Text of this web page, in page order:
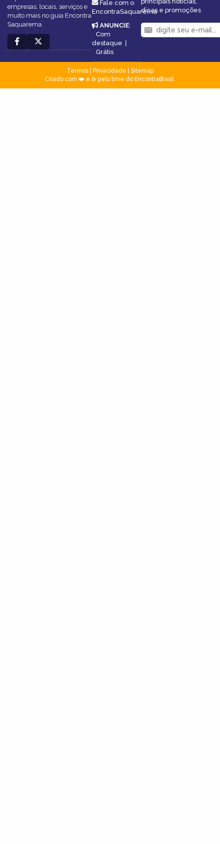
empresas, locais, serviços e
muito mais no guia Encontra
Saquarema.
Fale com o
EncontraSaquarema
ANUNCIE:
Com
destaque
Grátis
dicas e promoções
Termos| Privacidade
Sitemap
Criado com ❤️ e ☕ pelo time do EncontraBrasil